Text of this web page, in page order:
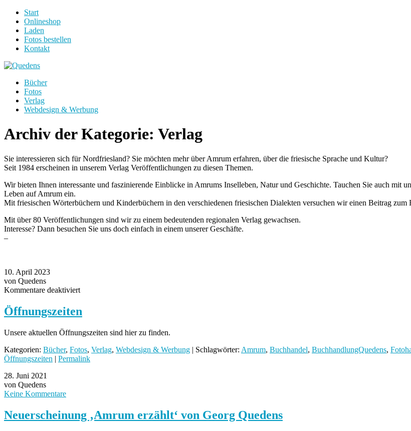
Start
Onlineshop
Laden
Fotos bestellen
Kontakt
Bücher
Fotos
Verlag
Webdesign & Werbung
Archiv der Kategorie: Verlag
Sie interessieren sich für Nordfriesland? Sie möchten mehr über Amrum erfahren, über die friesische Sprache und Kultur?
Seit 1984 erscheinen in unserem Verlag Veröffentlichungen zu diesen Themen.
Wir bieten Ihnen interessante und faszinierende Einblicke in Amrums Inselleben, Natur und Geschichte. Tauchen Sie auch mit
Leben auf Amrum ein.
Mit friesischen Wörterbüchern und Kinderbüchern in den verschiedenen friesischen Dialekten versuchen wir einen Beitrag zum
Mit über 80 Veröffentlichungen sind wir zu einem bedeutenden regionalen Verlag gewachsen.
Interesse? Dann besuchen Sie uns doch einfach in einem unserer Geschäfte.
–
10. April 2023
von Quedens
Kommentare deaktiviertfür
Öffnungszeiten
Unsere aktuellen Öffnungszeiten sind hier zu finden.
Kategorien: Bücher, Fotos, Verlag, Webdesign & Werbung | Schlagwörter: Amrum, Buchhandel, BuchhandlungQuedens,
Öffnungszeiten | Permalink
28. Juni 2021
von Quedens
Keine Kommentare
Neuerscheinung ‚Amrum erzählt‘ von Georg Quedens